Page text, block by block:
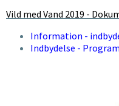
Vild med Vand 2019 -
Information -
Indbydelse - Program